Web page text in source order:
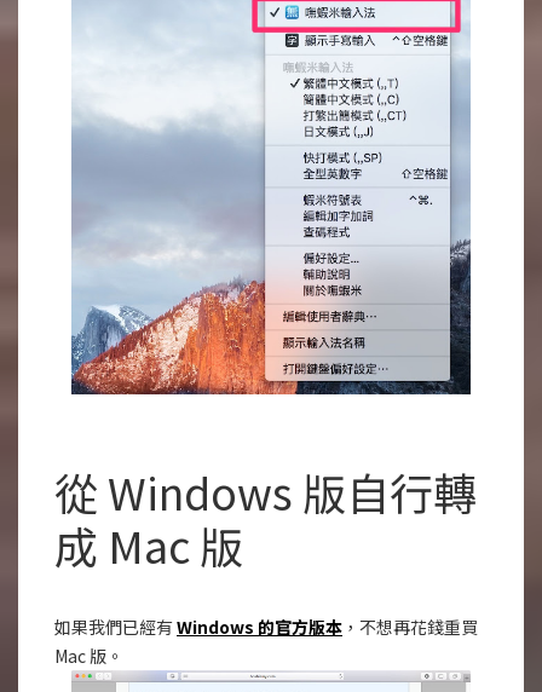
從 Windows 版自行轉
成 Mac 版
如果我們已經有Windows 的官方版本 ，不想再花錢重買
Mac 版。